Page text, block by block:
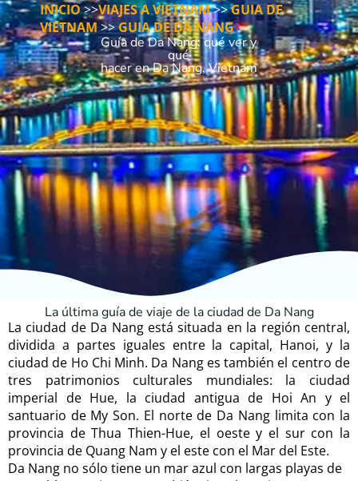
INICIO>>VIAJES A VIETNAM>>GUIA DE
VIETNAM>>GUIA DE DA NANG
Guía de Da Nang: qué ver y
qué
hacer en Da Nang, Vietnam
La última guía de viaje de la ciudad de Da Nang
La ciudad de Da Nang está situada en la región central,
dividida a partes iguales entre la capital, Hanoi, y la
ciudad de Ho Chi Minh. Da Nang es también el centro de
tres patrimonios culturales mundiales: la ciudad
imperial de Hue, la ciudad antigua de Hoi An y el
santuario de My Son. El norte de Da Nang limita con la
provincia de Thua Thien-Hue, el oeste y el sur con la
provincia de Quang Nam y el este con el Mar del Este.
Da Nang no sólo tiene un mar azul con largas playas de